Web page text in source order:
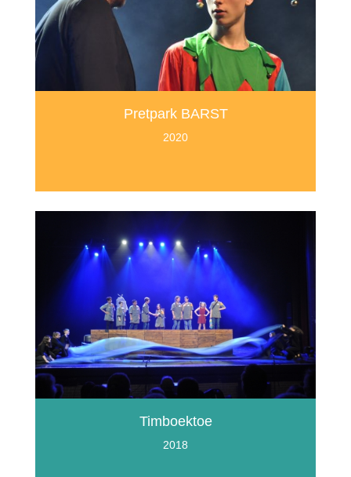
Pretpark BARST
2020
Timboektoe
2018